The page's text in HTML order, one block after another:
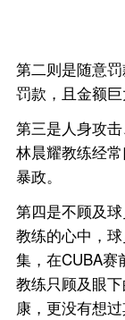
第二则是随意
罚款，且金额巨
第三是人身攻
林晨耀教练经
暴政。
第四是不顾及
教练的心中，
集，在CUBA赛
教练只顾及眼
康，更没有想